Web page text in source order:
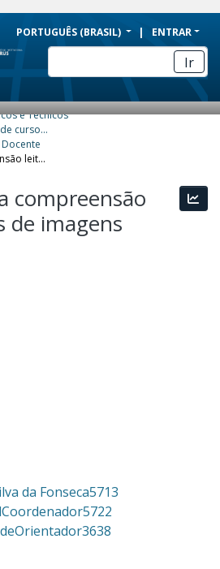
PORTUGUÊS (BRASIL) ENTRAR
Ir
e Técnicos
Trabalhos de conclusão de curso de Especialização
Trabalhando a compreensão leitora através de imagens
compreensão
de imagens
da Fonseca5713